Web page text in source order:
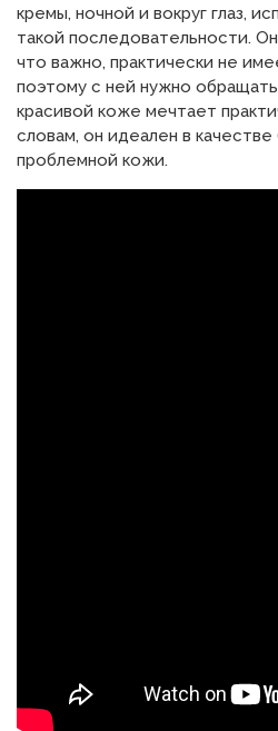
кремы, ночной и вокруг глаз,
такой последовательности.
что важно, практически не
поэтому с ней нужно
красивой коже мечтает
словам, он идеален в
проблемной кожи.